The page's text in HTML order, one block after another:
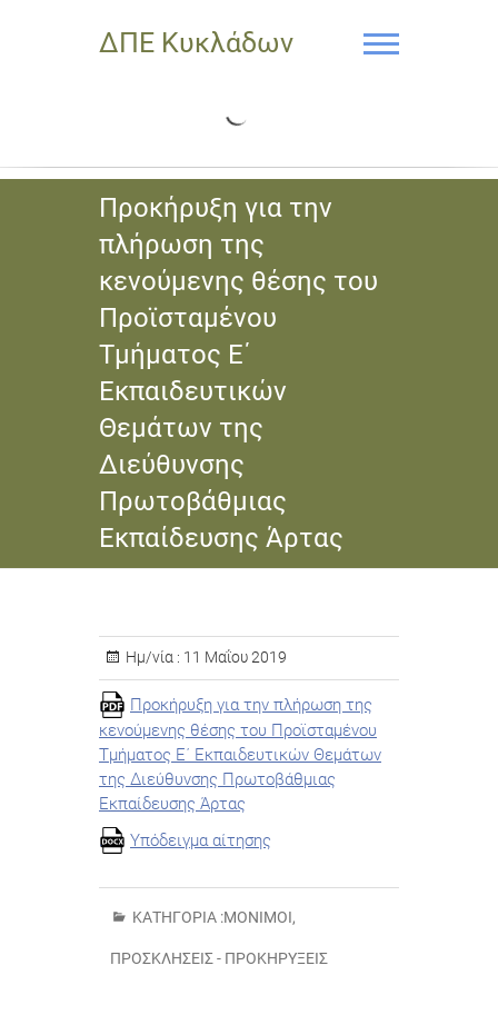
ΔΠΕ Κυκλάδων
Προκήρυξη για την
πλήρωση της
κενούμενης θέσης του
Προϊσταμένου
Τμήματος Ε΄
Εκπαιδευτικών
Θεμάτων της
Διεύθυνσης
Πρωτοβάθμιας
Εκπαίδευσης Άρτας
Ημ/νία : 11 Μαΐου 2019
Προκήρυξη για την πλήρωση της
κενούμενης θέσης του Προϊσταμένου
Τμήματος Ε΄ Εκπαιδευτικών Θεμάτων
της Διεύθυνσης Πρωτοβάθμιας
Εκπαίδευσης Άρτας
Υπόδειγμα αίτησης
ΚΑΤΗΓΟΡΊΑ :ΜΌΝΙΜΟΙ,
ΠΡΟΣΚΛΉΣΕΙΣ - ΠΡΟΚΗΡΎΞΕΙΣ